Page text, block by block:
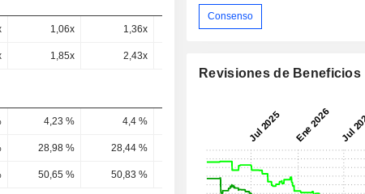
1,06x 1,36x 1,44x
1,85x 2,43x
4,23 % 4,4 % 4,45 % 4,5
28,98 % 28,44 % 28,45 % 28,9 % 28,63 %
50,65 % 50,83 % 54,61 % 70,59 % 68,21 %
Consenso
Revisiones de Beneficios